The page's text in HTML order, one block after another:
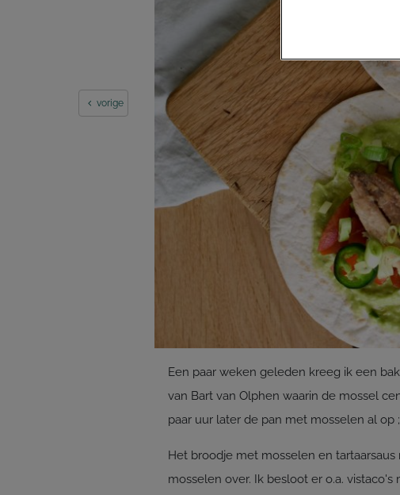
vorige
Een paar weken geleden kreeg ik een
van Bart van Olphen waarin de mossel
paar uur later de pan met mosselen al op
Het broodje met mosselen en
mosselen over. Ik besloot er o.a.